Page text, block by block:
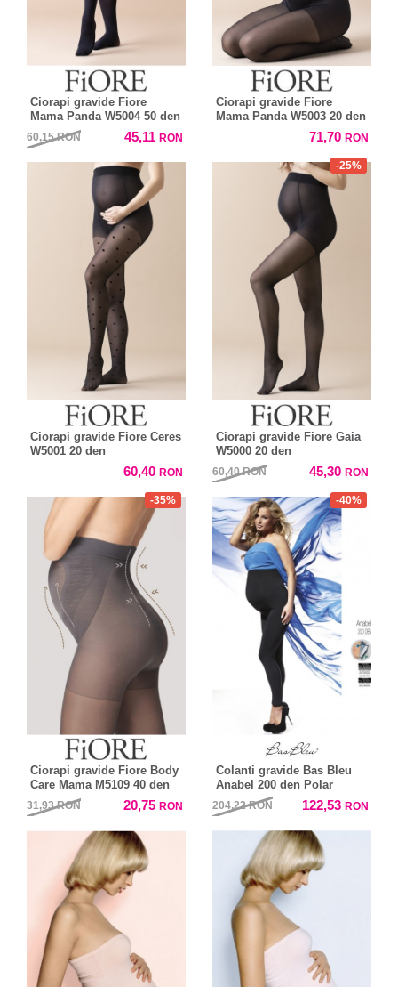
Ciorapi gravide Fiore
Mama Panda W5004 50 den
60,15RON 45,11 RON
Ciorapi gravide Fiore
Mama Panda W5003 20 den
71,70 RON
Ciorapi gravide Fiore Ceres
W5001 20 den
60,40 RON
-25%
Ciorapi gravide Fiore Gaia
W5000 20 den
60,40RON 45,30 RON
-35%
Ciorapi gravide Fiore Body
Care Mama M5109 40 den
31,93RON 20,75 RON
-40%
Colanti gravide Bas Bleu
Anabel 200 den Polar
204,22RON 122,53 RON